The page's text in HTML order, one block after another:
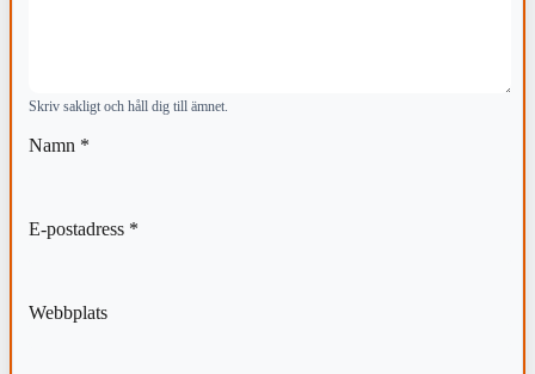
Skriv sakligt och håll dig till ämnet.
Namn *
E-postadress *
Webbplats